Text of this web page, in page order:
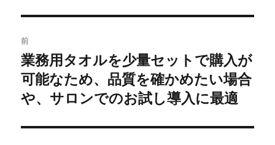
稿
ナ
ビ
ゲ
前
前
の
投
業務用タオルを少量セットで購入が
可能なため、品質を確かめたい場合
や、サロンでのお試し導入に最適